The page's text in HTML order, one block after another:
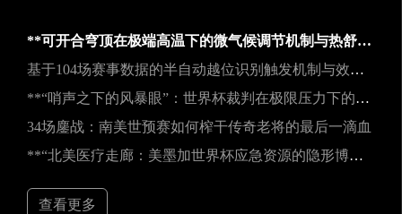
**可开合穹顶在极端高温下的微气候调节机制与热舒适性效能评估——以SoFi Stadium为例**
基于104场赛事数据的半自动越位识别触发机制与效能实证研究
**“哨声之下的风暴眼”：世界杯裁判在极限压力下的神经与生理共振解析**
34场鏖战：南美世预赛如何榨干传奇老将的最后一滴血
**“北美医疗走廊：美墨加世界杯应急资源的隐形博弈”**
查看更多